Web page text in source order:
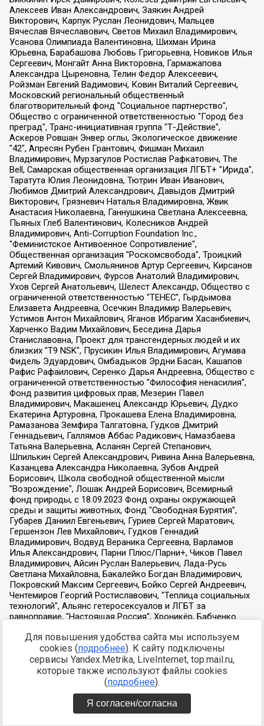
Для повышения удобства сайта мы используем
cookies (подробнее). К сайту подключены
сервисы Yandex.Metrika, LiveInternet, top.mail.ru,
которые также используют файлы cookies
(подробнее).
Я согласен/согласна